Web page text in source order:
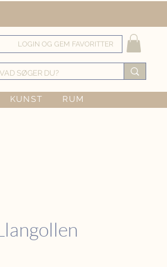
LOGIN OG GEM FAVORITTER
KUNST RUM